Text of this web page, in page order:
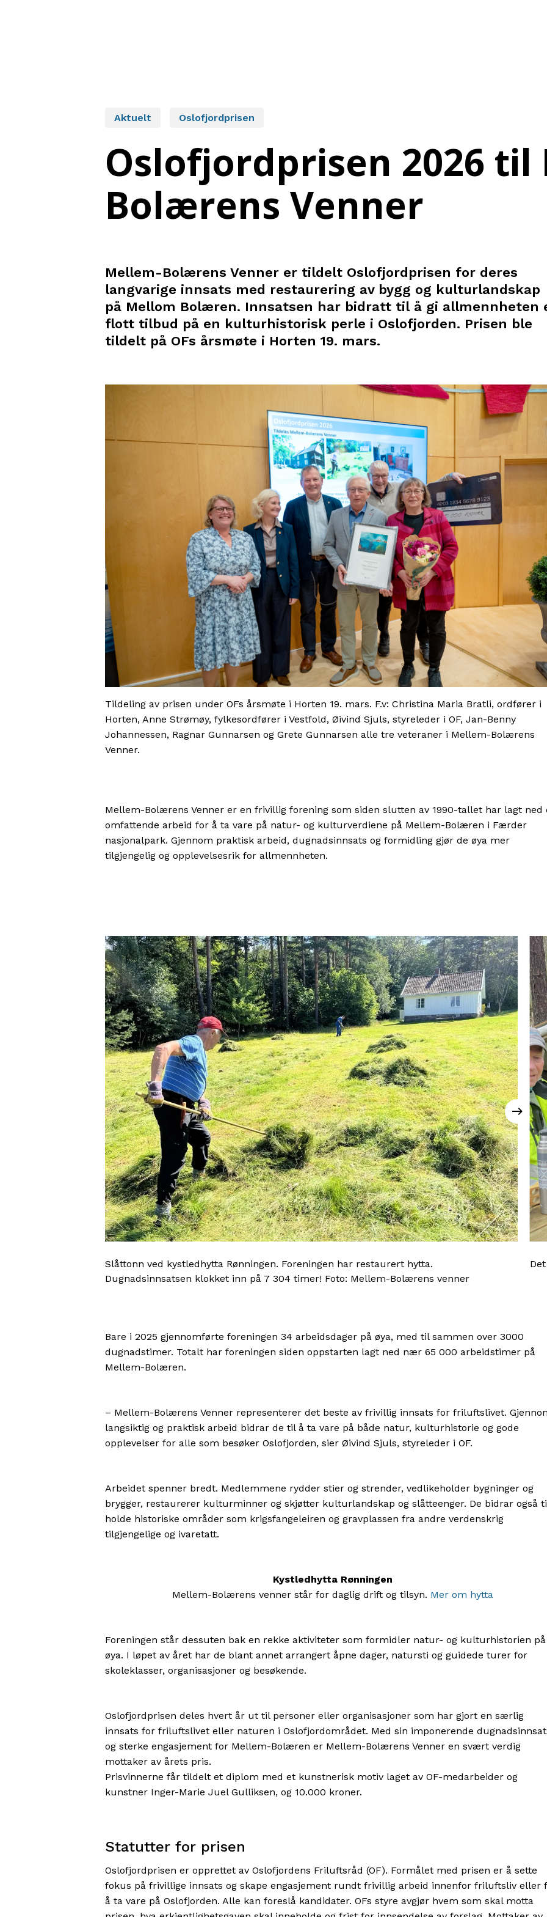
Aktuelt Oslofjordprisen
Oslofjordprisen 2026 til
Bolærens Venner
Mellem-Bolærens Venner er tildelt Oslofjordprisen for deres
langvarige innsats med restaurering av bygg og kulturlandskap
på Mellom Bolæren. Innsatsen har bidratt til å gi allmennheten
flott tilbud på en kulturhistorisk perle i Oslofjorden. Prisen ble
tildelt på OFs årsmøte i Horten 19. mars.
Tildeling av prisen under OFs årsmøte i Horten 19. mars. F.v: Christina Maria Bratli, ordfører i
Horten, Anne Strømøy, fylkesordfører i Vestfold, Øivind Sjuls, styreleder i OF, Jan-Benny
Johannessen, Ragnar Gunnarsen og Grete Gunnarsen alle tre veteraner i Mellem-Bolærens
Venner.
Mellem-Bolærens Venner er en frivillig forening som siden slutten av 1990-tallet har lagt ned
omfattende arbeid for å ta vare på natur- og kulturverdiene på Mellem-Bolæren i Færder
nasjonalpark. Gjennom praktisk arbeid, dugnadsinnsats og formidling gjør de øya mer
tilgjengelig og opplevelsesrik for allmennheten.
Slåttonn ved kystledhytta Rønningen. Foreningen har restaurert hytta.
Dugnadsinnsatsen klokket inn på 7 304 timer! Foto: Mellem-Bolærens venner
Bare i 2025 gjennomførte foreningen 34 arbeidsdager på øya, med til sammen over 3000
dugnadstimer. Totalt har foreningen siden oppstarten lagt ned nær 65 000 arbeidstimer på
Mellem-Bolæren.
– Mellem-Bolærens Venner representerer det beste av frivillig innsats for friluftslivet.
langsiktig og praktisk arbeid bidrar de til å ta vare på både natur, kulturhistorie og gode
opplevelser for alle som besøker Oslofjorden, sier Øivind Sjuls, styreleder i OF.
Arbeidet spenner bredt. Medlemmene rydder stier og strender, vedlikeholder bygninger og
brygger, restaurerer kulturminner og skjøtter kulturlandskap og slåtteenger. De bidrar også
holde historiske områder som krigsfangeleiren og gravplassen fra andre verdenskrig
tilgjengelige og ivaretatt.
Kystledhytta Rønningen
Mellem-Bolærens venner står for daglig drift og tilsyn. Mer om hytta
Foreningen står dessuten bak en rekke aktiviteter som formidler natur- og kulturhistorien på
øya. I løpet av året har de blant annet arrangert åpne dager, natursti og guidede turer for
skoleklasser, organisasjoner og besøkende.
Oslofjordprisen deles hvert år ut til personer eller organisasjoner som har gjort en særlig
innsats for friluftslivet eller naturen i Oslofjordområdet. Med sin imponerende
og sterke engasjement for Mellem-Bolæren er Mellem-Bolærens Venner en svært verdig
mottaker av årets pris.
Prisvinnerne får tildelt et diplom med et kunstnerisk motiv laget av OF-medarbeider og
kunstner Inger-Marie Juel Gulliksen, og 10.000 kroner.
Statutter for prisen
Oslofjordprisen er opprettet av Oslofjordens Friluftsråd (OF). Formålet med prisen er å sette
fokus på frivillige innsats og skape engasjement rundt frivillig arbeid innenfor friluftsliv eller
å ta vare på Oslofjorden. Alle kan foreslå kandidater. OFs styre avgjør hvem som skal motta